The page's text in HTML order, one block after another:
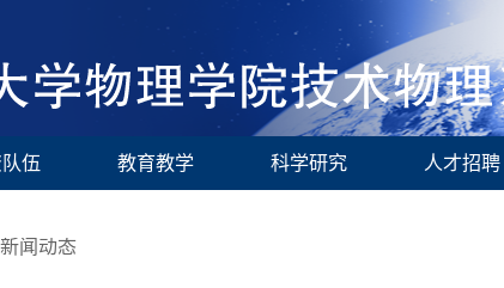
伍 教育教学 科学研究 人才招聘
闻动态